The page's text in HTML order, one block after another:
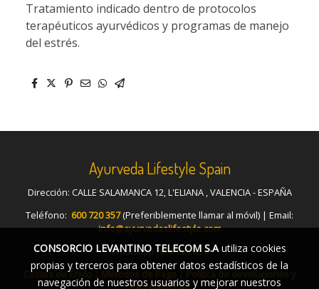
Tratamiento indicado dentro de protocolos
terapéuticos ayurvédicos y programas de manejo
del estrés.
Ayurveda Lifestyle Spain
Dirección: CALLE SALAMANCA 12, L'ELIANA , VALENCIA - ESPAÑA
Teléfono: 600 720 357 (Preferiblemente llamar al móvil) | Email:
info@ayurvedaslifestyle.com
Whatsapp : 600 720 357
Costes de Envío
Métodos de Pago
CONSORCIO LEVANTINO TELECOM S.Autiliza cookies
propias y terceros para obtener datos estadísticos de la
navegación de nuestros usuarios y mejorar nuestros